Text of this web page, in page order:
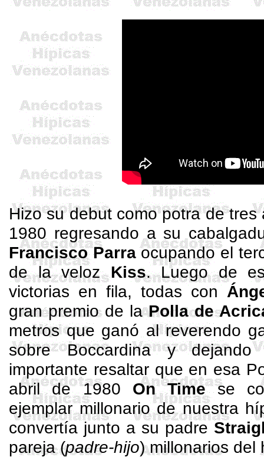
Hizo su debut como potra de
1980 regresando a su
Francisco Parraocupando el
de la velozKiss. Luego de
victorias en fila, todas con
gran premio de laPolla de
metros que ganó al reverendo
sobreBoccardinay dejando
importante resaltar que en esa
abril de 1980 OnTimese
ejemplar millonario de nuestra
convertía junto a su padre
pareja (padre-hijo) millonarios del